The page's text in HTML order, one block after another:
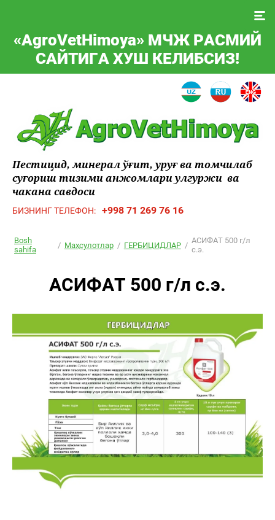
«AgroVetHimoya» МЧЖ РАСМИЙ
САЙТИГА ХУШ КЕЛИБСИЗ!
Пестицид, минерал ўғит, уруғ ва томчилаб
суғориш тизими анжомлари улгуржи ва
чакана савдоси
БИЗНИНГ ТЕЛЕФОН: +998 71 269 76 16
Bosh
sahifa
/ Маҳсулотлар / ГЕРБИЦИДЛАР / АСИФАТ 500 г/л
с.э.
АСИФАТ 500 г/л с.э.